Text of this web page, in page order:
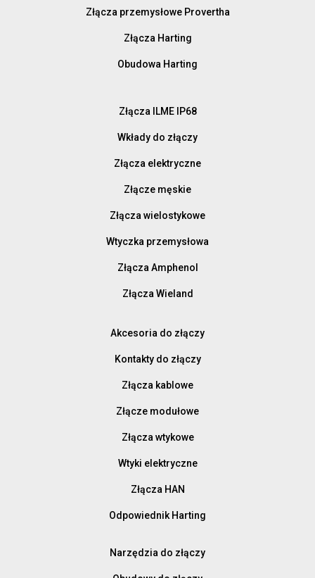
Złącza przemysłowe Provertha
Złącza Harting
Obudowa Harting
Złącza ILME IP68
Wkłady do złączy
Złącza elektryczne
Złącze męskie
Złącza wielostykowe
Wtyczka przemysłowa
Złącza Amphenol
Złącza Wieland
Akcesoria do złączy
Kontakty do złączy
Złącza kablowe
Złącze modułowe
Złącza wtykowe
Wtyki elektryczne
Złącza HAN
Odpowiednik Harting
Narzędzia do złączy